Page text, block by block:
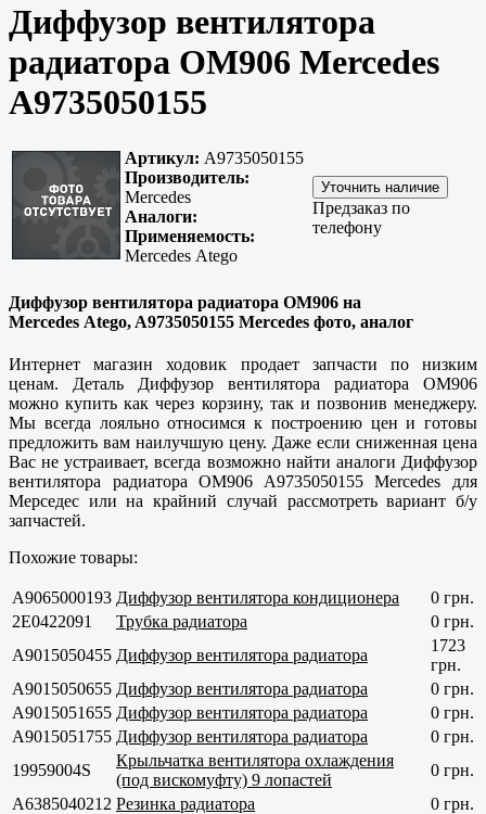
Диффузор вентилятора
радиатора OM906 Mercedes
A9735050155
Артикул: A9735050155
Производитель:
Mercedes
Аналоги:
Применяемость:
Mercedes Atego
Предзаказ по
телефону
Диффузор вентилятора радиатора OM906 на
Mercedes Atego, A9735050155 Mercedes фото, аналог
Интернет магазин ходовик продает запчасти по низким
ценам. Деталь Диффузор вентилятора радиатора OM906
можно купить как через корзину, так и позвонив менеджеру.
Мы всегда лояльно относимся к построению цен и готовы
предложить вам наилучшую цену. Даже если сниженная цена
Вас не устраивает, всегда возможно найти аналоги Диффузор
вентилятора радиатора OM906 A9735050155 Mercedes для
Мерседес или на крайний случай рассмотреть вариант б/у
запчастей.
Похожие товары:
A9065000193 Диффузор вентилятора кондиционера
0 грн.
2E0422091
Трубка радиатора
0 грн.
A9015050455 Диффузор вентилятора радиатора
1723
грн.
A9015050655 Диффузор вентилятора радиатора
0 грн.
A9015051655 Диффузор вентилятора радиатора
0 грн.
A9015051755 Диффузор вентилятора радиатора
0 грн.
19959004S
Крыльчатка вентилятора охлаждения
(под вискомуфту) 9 лопастей
0 грн.
A6385040212 Резинка радиатора
0 грн.